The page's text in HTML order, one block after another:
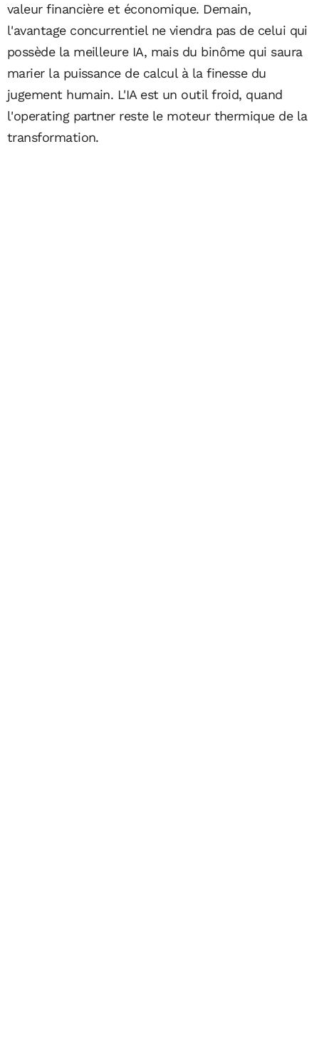
valeur financière et économique. Demain,
l'avantage concurrentiel ne viendra pas de celui qui
possède la meilleure IA, mais du binôme qui saura
marier la puissance de calcul à la finesse du
jugement humain. L'IA est un outil froid, quand
l'operating partner reste le moteur thermique de la
transformation.